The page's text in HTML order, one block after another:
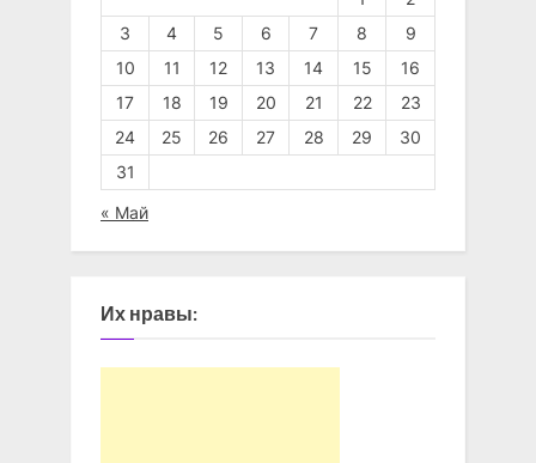
3
4 5 6 7 8
9
10
11 12 13 14 15
16
17
18 19 20 21 22
23
24
25 26 27 28 29
30
31
« Май
Их нравы: